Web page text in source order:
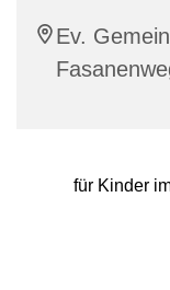
Ev.
für Kinder